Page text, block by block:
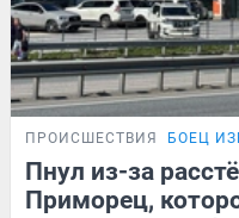
ПРОИСШЕСТВИЯ БОЕЦ
Пнул из-за
Приморец,